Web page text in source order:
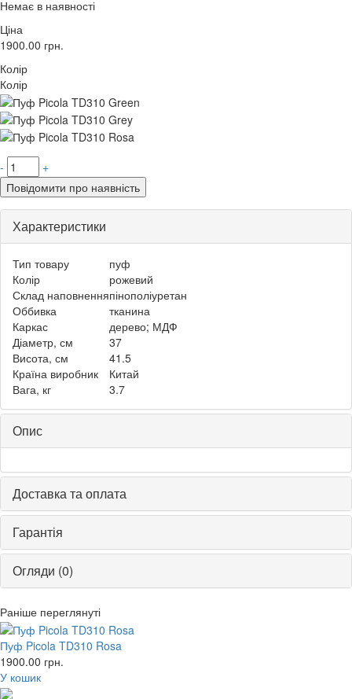
Немає в наявності
Ціна
1900.00 грн.
Колір
Колір
-
+
Повідомити про наявність
Характеристики
Тип товару
пуф
Колір
рожевий
Склад наповненняпінополіуретан
Оббивка
тканина
Каркас
дерево; МДФ
Діаметр, см
37
Висота, см
41.5
Країна виробник
Китай
Вага, кг
3.7
Опис
Доставка та оплата
Гарантія
Огляди (0)
Раніше переглянуті
Пуф Picola TD310 Rosa
1900.00 грн.
У кошик